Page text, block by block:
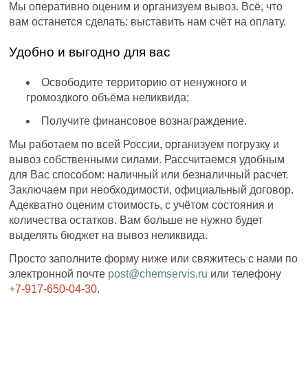
Мы оперативно оценим и организуем вывоз. Всё, что
вам останется сделать: выставить нам счёт на оплату.
Удобно и выгодно для вас
Освободите территорию от ненужного и
громоздкого объёма неликвида;
Получите финансовое вознаграждение.
Мы работаем по всей России, организуем погрузку и
вывоз собственными силами. Рассчитаемся удобным
для Вас способом: наличный или безналичный расчет.
Заключаем при необходимости, официальный договор.
Адекватно оценим стоимость, с учётом состояния и
количества остатков. Вам больше не нужно будет
выделять бюджет на вывоз неликвида.
Просто заполните форму ниже или свяжитесь с нами по
электронной почте post@chemservis.ru или телефону
+7-917-650-04-30.